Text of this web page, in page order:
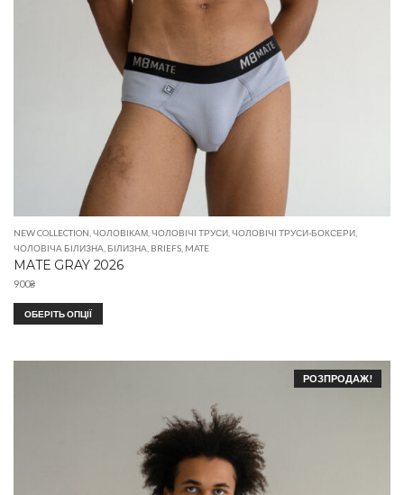
NEW COLLECTION ЧОЛОВІКАМ ЧОЛОВІЧІ ТРУСИ ЧОЛОВІЧІ ТРУСИ-БОКСЕРИ
ЧОЛОВІЧА БІЛИЗНА БІЛИЗНА BRIEFS MATE
MATE GRAY 2026
900₴
ОБЕРІТЬ ОПЦІЇ
РОЗПРОДАЖ!